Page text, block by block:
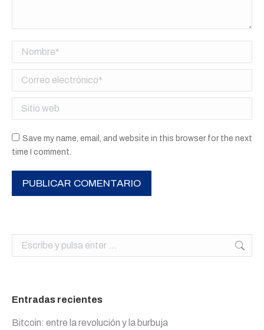
Nombre *
Correo electrónico *
Sitio web
Save my name, email, and website in this browser for the next
time I comment.
PUBLICAR COMENTARIO
Buscar:
Entradas recientes
Bitcoin: entre la revolución y la burbuja